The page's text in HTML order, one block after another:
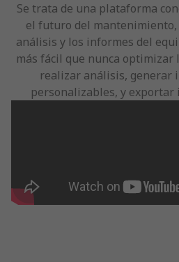
Se trata de una plataforma
el futuro del
análisis y los informes del
más fácil que nunca optimizar
realizar análisis, generar
personalizables, y exportar